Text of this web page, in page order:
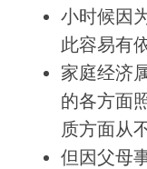
小时候因
此容易有
家庭经济
的各方面
质方面从
但因父母